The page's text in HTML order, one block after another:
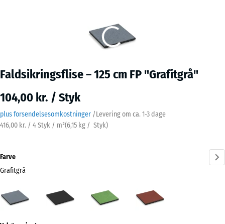
Faldsikringsflise – 125 cm FP "Grafitgrå"
104,00 kr. / Styk
plus forsendelsesomkostninger /Levering om ca. 1-3 dage
416,00 kr. / 4 Styk / m²(6,15 kg / Styk)
Farve
Grafitgrå
(active)